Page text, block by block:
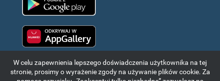
W celu zapewnienia lepszego doświadczenia użytkownika na tej
stronie, prosimy o wyrażenie zgody na używanie plików cookie. Za